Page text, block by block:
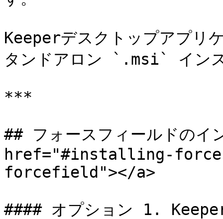
Keeperデスクトップアプリ
タンドアロン `.msi` インス
***
## フォースフィールドのイ
href="#installing-
forcefield"></a>
#### オプション 1.